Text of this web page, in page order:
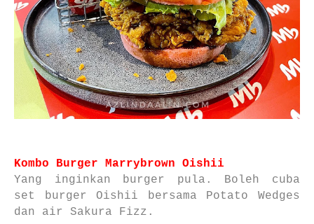
Kombo Burger Marrybrown Oishii
Yang inginkan burger pula. Boleh cuba
set burger Oishii bersama Potato Wedges
dan air Sakura Fizz.